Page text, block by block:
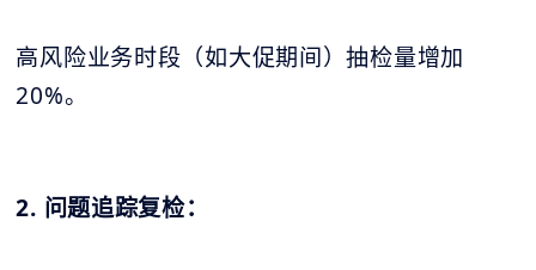
高风险业务时段（如大促期间）抽检量增加
20%。
2. 问题追踪复检：